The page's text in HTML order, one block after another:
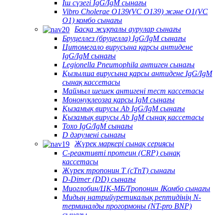
Іш сүзегі IgG/IgM сынағы
Vibro Cholerae O139(VC O139) және O1(VC
O1) комбо сынағы
Басқа жұқпалы аурулар сынағы
Бруцеллез (бруцелла) IgG/IgM сынағы
Цитомегало вирусына қарсы антидене
IgG/IgM сынағы
Legionella Pneumophila антиген сынағы
Қызылша вирусына қарсы антидене IgG/IgM
сынақ кассетасы
Маймыл шешек антигені тест кассетасы
Мононуклеозға қарсы IgM сынағы
Қызамық вирусы Ab IgG/IgM сынағы
Қызамық вирусы Ab IgM сынақ кассетасы
Toxo IgG/IgM сынағы
D дәрумені сынағы
Жүрек маркері сынақ сериясы
C-реактивті протеин (CRP) сынақ
кассетасы
Жүрек тропонин T (cTnT) сынағы
D-Dimer (DD) сынағы
Миоглобин/ЦК-МБ/Тропонин ⅠКомбо сынағы
Мидың натрийуретикалық рептидінің N-
терминалды прогормоны (NT-pro BNP)